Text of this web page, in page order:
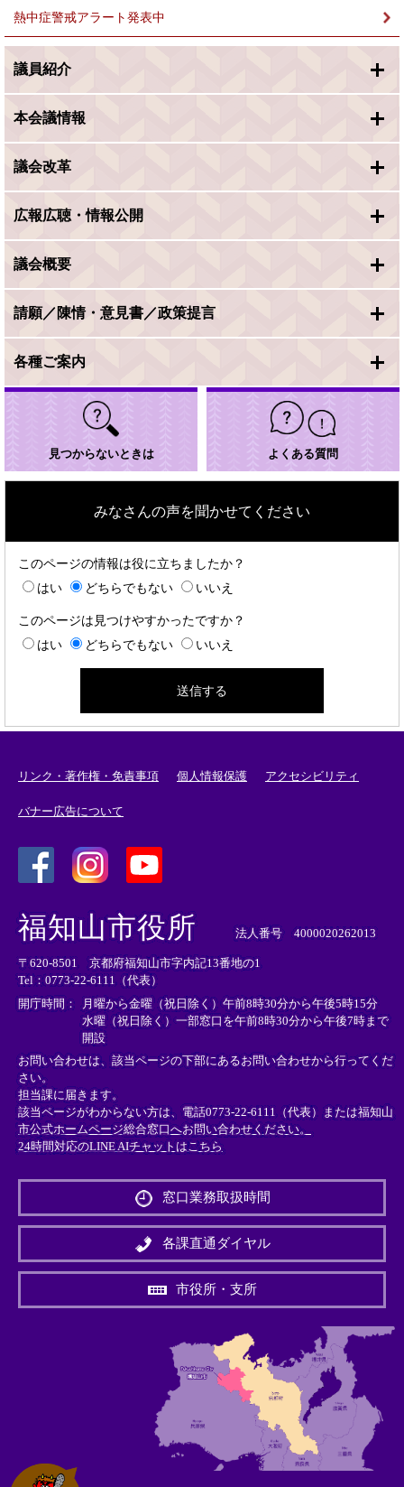
熱中症警戒アラート発表中
議員紹介
本会議情報
議会改革
広報広聴・情報公開
議会概要
請願／陳情・意見書／政策提言
各種ご案内
見つからないときは よくある質問
みなさんの声を聞かせてください
このページの情報は役に立ちましたか？
はい
どちらでもない いいえ
このページは見つけやすかったですか？
はい
どちらでもない いいえ
リンク・著作権・免責事項 個人情報保護 アクセシビリティ
バナー広告について
外
部
リ
ン
ク
＞
外
リ
ン
ク
＞
外
部
ン
ク
＞
福知山市役所 法人番号 4000020262013
〒620-8501 京都府福知山市字内記13番地の1
Tel：0773-22-6111（代表）
開庁時間：
月曜から金曜（祝日除く）午前8時30分から午後5時15分
水曜（祝日除く）一部窓口を午前8時30分から午後7時まで
開設
お問い合わせは、該当ページの下部にあるお問い合わせから行ってくだ
さい。
担当課に届きます。
該当ページがわからない方は、電話0773-22-6111（代表）または福知山
市公式ホームページ総合窓口へお問い合わせください。
24時間対応のLINE AIチャットはこちら
外
リ
ン
＞
窓口業務取扱時間
各課直通ダイヤル
市役所・支所